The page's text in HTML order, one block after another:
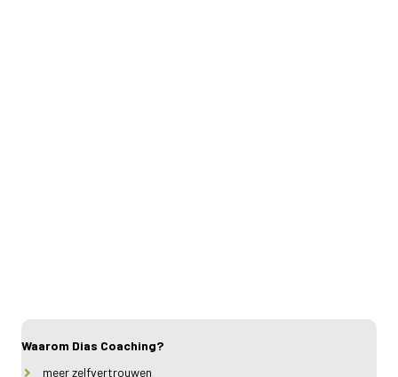
Waarom Dias Coaching?
meer zelfvertrouwen